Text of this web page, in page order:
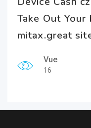
Take Out
mitax.great
Vue
16